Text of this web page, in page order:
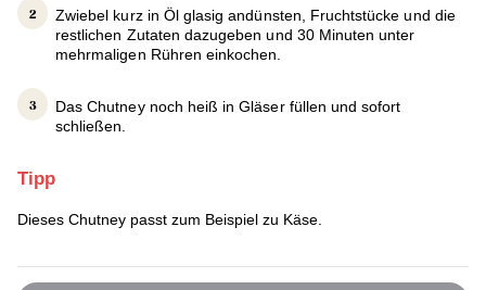
Zwiebel kurz in Öl glasig andünsten, Fruchtstücke und die
restlichen Zutaten dazugeben und 30 Minuten unter
mehrmaligen Rühren einkochen.
Das Chutney noch heiß in Gläser füllen und sofort
schließen.
Tipp
Dieses Chutney passt zum Beispiel zu Käse.